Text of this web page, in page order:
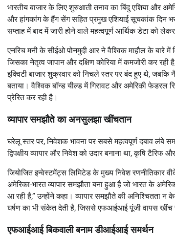
भारतीय बाजार के लिए शुरुआती तनाव का बिंदु एशिया और
और हांगकांग के हैंग सेंग सहित प्रमुख एशियाई सूचकांक दिन
सप्ताह में बाद में जारी होने वाले महत्वपूर्ण आर्थिक डेटा को
एनरिच मनी के सीईओ पोनमुदी आर ने वैश्विक माहौल के बारे में
जिसका नेतृत्व जापान और दक्षिण कोरिया में कमजोरी कर
इक्विटी बाजार शुक्रवार को निचले स्तर पर बंद हुए थे,
बताया। वैश्विक बॉन्ड यील्ड में गिरावट और अमेरिकी फेडरल
प्रेरित कर रही है।
व्यापार समझौते का अनसुलझा खींचतान
घरेलू स्तर पर, निवेशक भावना पर सबसे महत्वपूर्ण दबाव लंबे
द्विपक्षीय व्यापार और निवेश को उदार बनाना था, कृषि
जियोजित इन्वेस्टमेंट्स लिमिटेड के मुख्य निवेश रणनीतिकार
अमेरिका-भारत व्यापार समझौता बना हुआ है जो भारत के
आ रही है,” उन्होंने कहा। व्यापार समझौते की अनिश्चितता न
घर्षण का भी संकेत देती है, जिससे एफआईआई पूंजी वापस खींच
एफआईआई बिकवाली बनाम डीआईआई समर्थन